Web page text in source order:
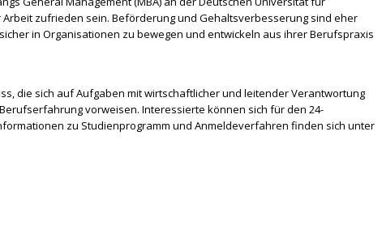
zufrieden sein. Beförderung und Gehaltsverbesserung sind eher
in Organisationen zu bewegen und entwickeln aus ihrer Berufspraxis
die sich auf Aufgaben mit wirtschaftlicher und leitender Verantwortung
vorweisen. Interessierte können sich für den 24-
zu Studienprogramm und Anmeldeverfahren finden sich unter